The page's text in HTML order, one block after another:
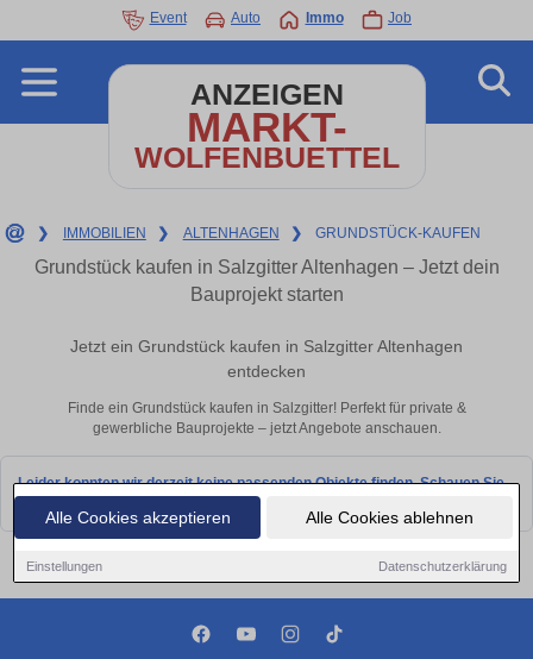
Alle Cookies akzeptieren Alle Cookies ablehnen
Einstellungen Datenschutzerklärung
Event Auto Immo Job
ANZEIGEN
MARKT-
WOLFENBUETTEL
❯ IMMOBILIEN ❯ ALTENHAGEN ❯ GRUNDSTÜCK-KAUFEN
Grundstück kaufen in Salzgitter Altenhagen – Jetzt dein
Bauprojekt starten
Jetzt ein Grundstück kaufen in Salzgitter Altenhagen
entdecken
Finde ein Grundstück kaufen in Salzgitter! Perfekt für private &
gewerbliche Bauprojekte – jetzt Angebote anschauen.
Leider konnten wir derzeit keine passenden Objekte finden. Schauen Sie